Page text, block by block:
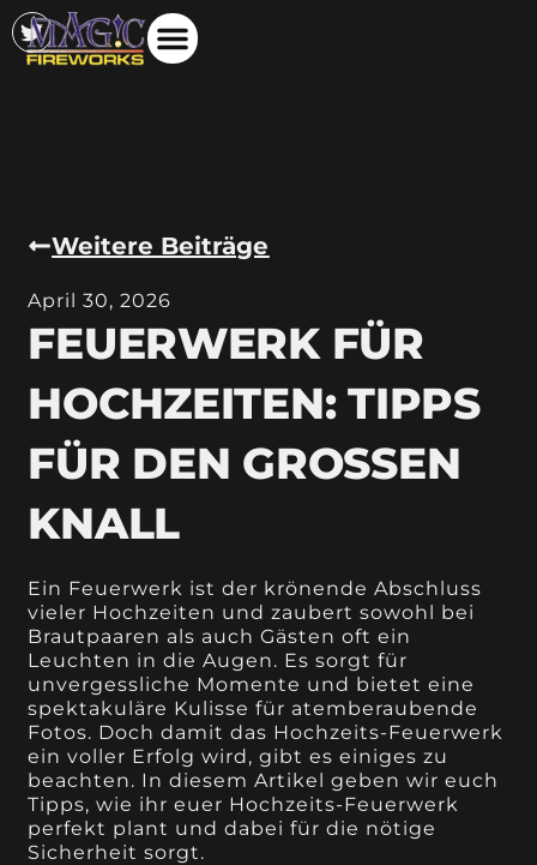
Weitere Beiträge
April 30, 2026
FEUERWERK FÜR
HOCHZEITEN: TIPPS
FÜR DEN GROSSEN K
NALL
Ein Feuerwerk ist der krönende Abschluss
vieler Hochzeiten und zaubert sowohl bei
Brautpaaren als auch Gästen oft ein
Leuchten in die Augen. Es sorgt für
unvergessliche Momente und bietet eine
spektakuläre Kulisse für atemberaubende
Fotos. Doch damit das Hochzeits-Feuerwerk
ein voller Erfolg wird, gibt es einiges zu
beachten. In diesem Artikel geben wir euch
Tipps, wie ihr euer Hochzeits-Feuerwerk
perfekt plant und dabei für die nötige
Sicherheit sorgt.